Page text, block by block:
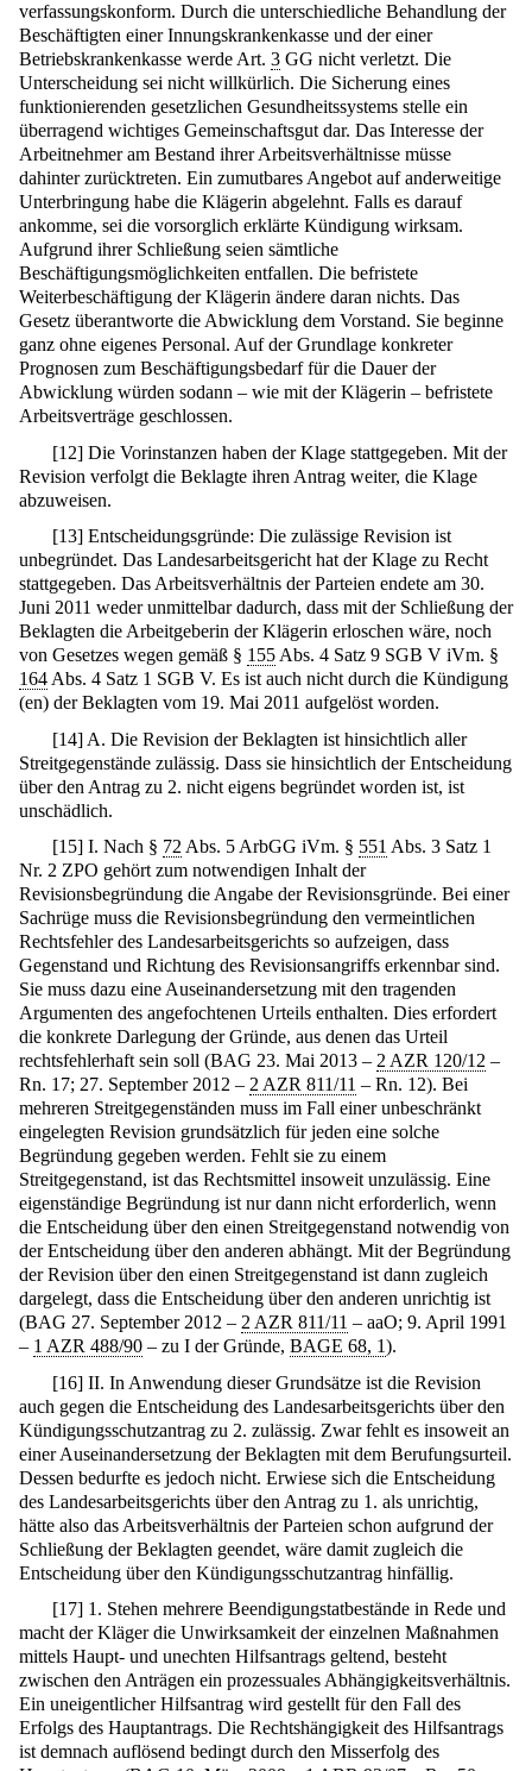
verfassungskonform. Durch die unterschiedliche Behandlung der
Beschäftigten einer Innungskrankenkasse und der einer
Betriebskrankenkasse werde Art. 3 GG nicht verletzt. Die
Unterscheidung sei nicht willkürlich. Die Sicherung eines
funktionierenden gesetzlichen Gesundheitssystems stelle ein
überragend wichtiges Gemeinschaftsgut dar. Das Interesse der
Arbeitnehmer am Bestand ihrer Arbeitsverhältnisse müsse
dahinter zurücktreten. Ein zumutbares Angebot auf anderweitige
Unterbringung habe die Klägerin abgelehnt. Falls es darauf
ankomme, sei die vorsorglich erklärte Kündigung wirksam.
Aufgrund ihrer Schließung seien sämtliche
Beschäftigungsmöglichkeiten entfallen. Die befristete
Weiterbeschäftigung der Klägerin ändere daran nichts. Das
Gesetz überantworte die Abwicklung dem Vorstand. Sie beginne
ganz ohne eigenes Personal. Auf der Grundlage konkreter
Prognosen zum Beschäftigungsbedarf für die Dauer der
Abwicklung würden sodann – wie mit der Klägerin – befristete
Arbeitsverträge geschlossen.
[12] Die Vorinstanzen haben der Klage stattgegeben. Mit der
Revision verfolgt die Beklagte ihren Antrag weiter, die Klage
abzuweisen.
[13] Entscheidungsgründe: Die zulässige Revision ist
unbegründet. Das Landesarbeitsgericht hat der Klage zu Recht
stattgegeben. Das Arbeitsverhältnis der Parteien endete am 30.
Juni 2011 weder unmittelbar dadurch, dass mit der Schließung der
Beklagten die Arbeitgeberin der Klägerin erloschen wäre, noch
von Gesetzes wegen gemäß § 155 Abs. 4 Satz 9 SGB V iVm. §
164 Abs. 4 Satz 1 SGB V. Es ist auch nicht durch die Kündigung
(en) der Beklagten vom 19. Mai 2011 aufgelöst worden.
[14] A. Die Revision der Beklagten ist hinsichtlich aller
Streitgegenstände zulässig. Dass sie hinsichtlich der Entscheidung
über den Antrag zu 2. nicht eigens begründet worden ist, ist
unschädlich.
[15] I. Nach § 72 Abs. 5 ArbGG iVm. § 551 Abs. 3 Satz 1
Nr. 2 ZPO gehört zum notwendigen Inhalt der
Revisionsbegründung die Angabe der Revisionsgründe. Bei einer
Sachrüge muss die Revisionsbegründung den vermeintlichen
Rechtsfehler des Landesarbeitsgerichts so aufzeigen, dass
Gegenstand und Richtung des Revisionsangriffs erkennbar sind.
Sie muss dazu eine Auseinandersetzung mit den tragenden
Argumenten des angefochtenen Urteils enthalten. Dies erfordert
die konkrete Darlegung der Gründe, aus denen das Urteil
rechtsfehlerhaft sein soll (BAG 23. Mai 2013 – 2 AZR 120/12 –
Rn. 17; 27. September 2012 – 2 AZR 811/11 – Rn. 12). Bei
mehreren Streitgegenständen muss im Fall einer unbeschränkt
eingelegten Revision grundsätzlich für jeden eine solche
Begründung gegeben werden. Fehlt sie zu einem
Streitgegenstand, ist das Rechtsmittel insoweit unzulässig. Eine
eigenständige Begründung ist nur dann nicht erforderlich, wenn
die Entscheidung über den einen Streitgegenstand notwendig von
der Entscheidung über den anderen abhängt. Mit der Begründung
der Revision über den einen Streitgegenstand ist dann zugleich
dargelegt, dass die Entscheidung über den anderen unrichtig ist
(BAG 27. September 2012 – 2 AZR 811/11 – aaO; 9. April 1991
– 1 AZR 488/90 – zu I der Gründe, BAGE 68, 1).
[16] II. In Anwendung dieser Grundsätze ist die Revision
auch gegen die Entscheidung des Landesarbeitsgerichts über den
Kündigungsschutzantrag zu 2. zulässig. Zwar fehlt es insoweit an
einer Auseinandersetzung der Beklagten mit dem Berufungsurteil.
Dessen bedurfte es jedoch nicht. Erwiese sich die Entscheidung
des Landesarbeitsgerichts über den Antrag zu 1. als unrichtig,
hätte also das Arbeitsverhältnis der Parteien schon aufgrund der
Schließung der Beklagten geendet, wäre damit zugleich die
Entscheidung über den Kündigungsschutzantrag hinfällig.
[17] 1. Stehen mehrere Beendigungstatbestände in Rede und
macht der Kläger die Unwirksamkeit der einzelnen Maßnahmen
mittels Haupt- und unechten Hilfsantrags geltend, besteht
zwischen den Anträgen ein prozessuales Abhängigkeitsverhältnis.
Ein uneigentlicher Hilfsantrag wird gestellt für den Fall des
Erfolgs des Hauptantrags. Die Rechtshängigkeit des Hilfsantrags
ist demnach auflösend bedingt durch den Misserfolg des